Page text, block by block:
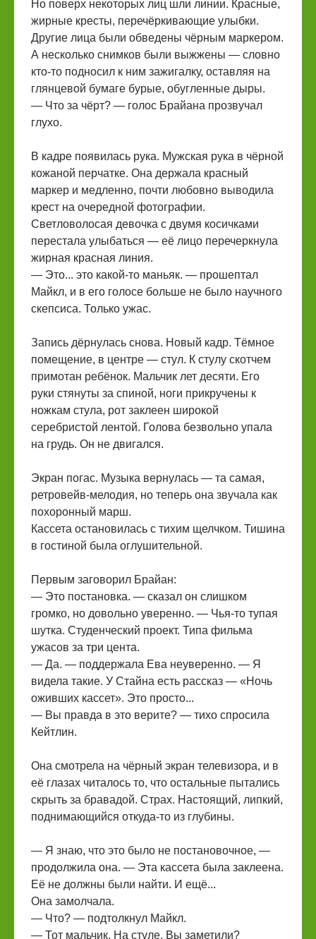
Но поверх некоторых лиц шли линии. Красные,
жирные кресты, перечёркивающие улыбки.
Другие лица были обведены чёрным маркером.
А несколько снимков были выжжены — словно
кто-то подносил к ним зажигалку, оставляя на
глянцевой бумаге бурые, обугленные дыры.
— Что за чёрт? — голос Брайана прозвучал
глухо.
В кадре появилась рука. Мужская рука в чёрной
кожаной перчатке. Она держала красный
маркер и медленно, почти любовно выводила
крест на очередной фотографии.
Светловолосая девочка с двумя косичками
перестала улыбаться — её лицо перечеркнула
жирная красная линия.
— Это... это какой-то маньяк. — прошептал
Майкл, и в его голосе больше не было научного
скепсиса. Только ужас.
Запись дёрнулась снова. Новый кадр. Тёмное
помещение, в центре — стул. К стулу скотчем
примотан ребёнок. Мальчик лет десяти. Его
руки стянуты за спиной, ноги прикручены к
ножкам стула, рот заклеен широкой
серебристой лентой. Голова безвольно упала
на грудь. Он не двигался.
Экран погас. Музыка вернулась — та самая,
ретровейв-мелодия, но теперь она звучала как
похоронный марш.
Кассета остановилась с тихим щелчком. Тишина
в гостиной была оглушительной.
Первым заговорил Брайан:
— Это постановка. — сказал он слишком
громко, но довольно уверенно. — Чья-то тупая
шутка. Студенческий проект. Типа фильма
ужасов за три цента.
— Да. — поддержала Ева неуверенно. — Я
видела такие. У Стайна есть рассказ — «Ночь
оживших кассет». Это просто...
— Вы правда в это верите? — тихо спросила
Кейтлин.
Она смотрела на чёрный экран телевизора, и в
её глазах читалось то, что остальные пытались
скрыть за бравадой. Страх. Настоящий, липкий,
поднимающийся откуда-то из глубины.
— Я знаю, что это было не постановочное, —
продолжила она. — Эта кассета была заклеена.
Её не должны были найти. И ещё...
Она замолчала.
— Что? — подтолкнул Майкл.
— Тот мальчик. На стуле. Вы заметили?